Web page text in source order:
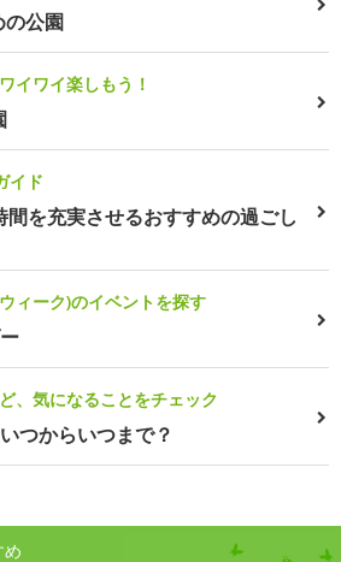
の公園
イワイ楽しもう！
イド
を充実させるおすすめの過ごし
ィーク)のイベントを探す
、気になることをチェック
つからいつまで？